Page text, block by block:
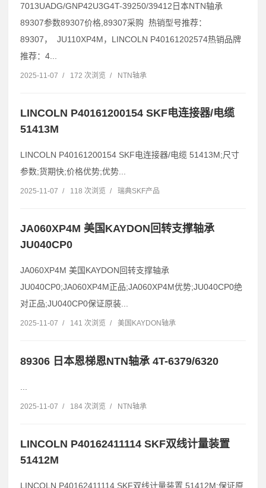
7013UADG/GNP42U3G4T-39250/39412日本NTN轴承
89307参数89307价格,89307采购 热销型号推荐：
89307， JU110XP4M，LINCOLN P40161202574热销品牌
推荐：4...
2025-11-07 / 172 次浏览 / NTN轴承
LINCOLN P40161200154 SKF电连接器/电缆
51413M
LINCOLN P40161200154 SKF电连接器/电缆 51413M;尺寸
参数;货期快;价格优势;优势...
2025-11-07 / 118 次浏览 / 瑞典SKF产品
JA060XP4M 美国KAYDON回转支撑轴承
JU040CP0
JA060XP4M 美国KAYDON回转支撑轴承
JU040CP0;JA060XP4M正品;JA060XP4M优势;JU040CP0绝
对正品;JU040CP0保证原装...
2025-11-07 / 141 次浏览 / 美国KAYDON轴承
89306 日本恩梯恩NTN轴承 4T-6379/6320
2025-11-07 / 184 次浏览 / NTN轴承
LINCOLN P40162411114 SKF双线计量装置
51412M
LINCOLN P40162411114 SKF双线计量装置 51412M;保证原